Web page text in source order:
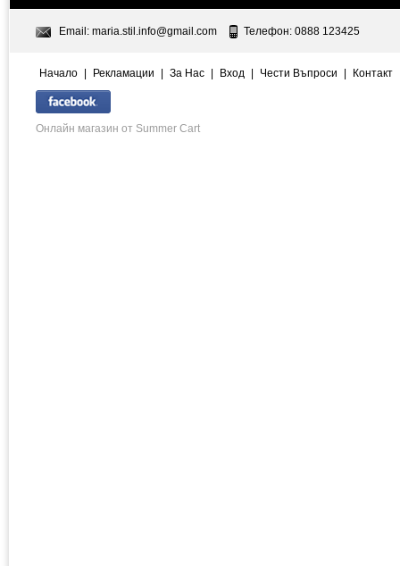
Email: maria.stil.info@gmail.com Телефон: 0888 123425
Начало | Рекламации | За Нас | Вход | Чести Въпроси | Контакт
Онлайн магазин от Summer Cart